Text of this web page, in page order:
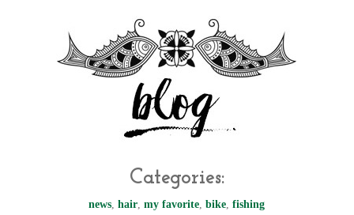
Categories:
news,hair,my favorite,bike,fishing